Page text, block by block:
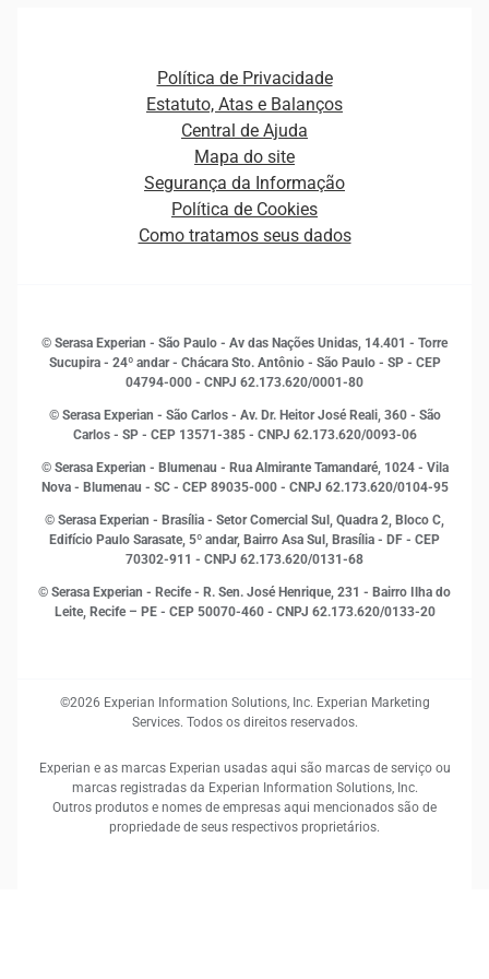
Plataformas e Motores de decisão
Curso Gratuito de Saúde Financeira
Empreendedorismo
Estudos e Pesquisas
Inovação e Tecnologia
Leis e impostos
Marketing
Open Finance
Proteção de Dados
Sustentabilidade Corporativa
Distribuidores e representantes
Estrutura Organizacional
Sala de Imprensa
Política de Privacidade
Estatuto, Atas e Balanços
Central de Ajuda
Mapa do site
Segurança da Informação
Política de Cookies
Como tratamos seus dados
© Serasa Experian - São Paulo - Av das Nações Unidas, 14.401 - Torre
Sucupira - 24º andar - Chácara Sto. Antônio - São Paulo - SP - CEP
04794-000 - CNPJ 62.173.620/0001-80
© Serasa Experian - São Carlos - Av. Dr. Heitor José Reali, 360 - São
Carlos - SP - CEP 13571-385 - CNPJ 62.173.620/0093-06
© Serasa Experian - Blumenau - Rua Almirante Tamandaré, 1024 - Vila
Nova - Blumenau - SC - CEP 89035-000 - CNPJ 62.173.620/0104-95
© Serasa Experian - Brasília - Setor Comercial Sul, Quadra 2, Bloco C,
Edifício Paulo Sarasate, 5º andar, Bairro Asa Sul, Brasília - DF - CEP
70302-911 - CNPJ 62.173.620/0131-68
© Serasa Experian - Recife - R. Sen. José Henrique, 231 - Bairro Ilha do
Leite, Recife – PE - CEP 50070-460 - CNPJ 62.173.620/0133-20
©2026 Experian Information Solutions, Inc. Experian Marketing
Services. Todos os direitos reservados.
Experian e as marcas Experian usadas aqui são marcas de serviço ou
marcas registradas da Experian Information Solutions, Inc.
Outros produtos e nomes de empresas aqui mencionados são de
propriedade de seus respectivos proprietários.